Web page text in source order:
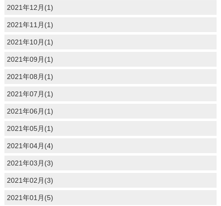
2021年12月(1)
2021年11月(1)
2021年10月(1)
2021年09月(1)
2021年08月(1)
2021年07月(1)
2021年06月(1)
2021年05月(1)
2021年04月(4)
2021年03月(3)
2021年02月(3)
2021年01月(5)